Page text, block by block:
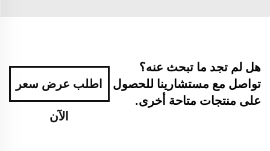
هل لم تجد ما تبحث عنه؟
تواصل مع مستشارينا للحصول
على منتجات متاحة أخرى.
اطلب عرض سعر
الآن